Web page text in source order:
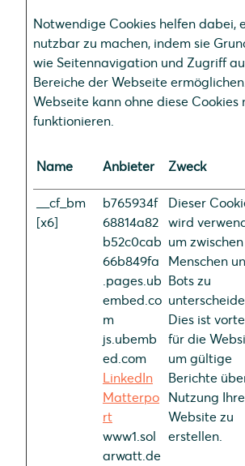
Notwendige Cookies helfen dabei,
nutzbar zu machen, indem sie
wie Seitennavigation und Zugriff
Bereiche der Webseite
Webseite kann ohne diese Cookies
funktionieren.
Name Anbieter Zweck
__cf_bm
[x6]
b765934f
68814a82
b52c0cab
66b849fa
.pages.ub
embed.co
m
js.ubemb
ed.com
LinkedIn
Matterpo
rt
www1.sol
arwatt.de
Dieser
wird
um zwischen
Menschen
Bots zu
Dies ist
für die
um gültige
Berichte
Nutzung
Website zu
erstellen.